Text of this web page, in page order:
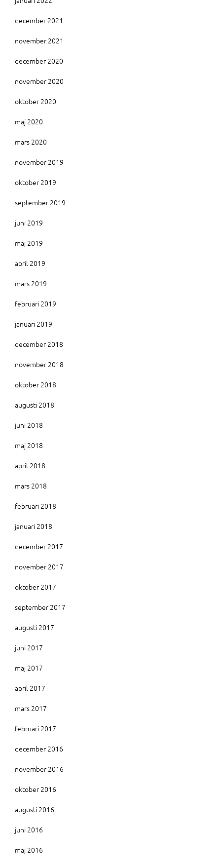
december 2021
november 2021
december 2020
november 2020
oktober 2020
maj 2020
mars 2020
november 2019
oktober 2019
september 2019
juni 2019
maj 2019
april 2019
mars 2019
februari 2019
januari 2019
december 2018
november 2018
oktober 2018
augusti 2018
juni 2018
maj 2018
april 2018
mars 2018
februari 2018
januari 2018
december 2017
november 2017
oktober 2017
september 2017
augusti 2017
juni 2017
maj 2017
april 2017
mars 2017
februari 2017
december 2016
november 2016
oktober 2016
augusti 2016
juni 2016
maj 2016